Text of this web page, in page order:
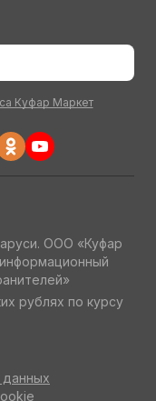
Куфар Маркет
ООО «Куфар
рублях по курсу
данных